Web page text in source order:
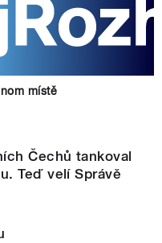
místě
Čechů tankoval
Teď velí Správě